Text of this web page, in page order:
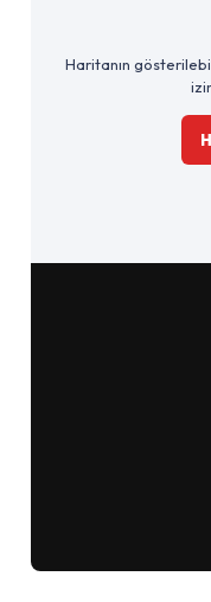
Haritanın